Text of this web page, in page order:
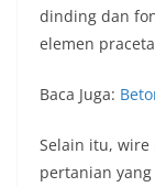
dinding dan
elemen
Baca Juga:
Selain itu, wire
pertanian